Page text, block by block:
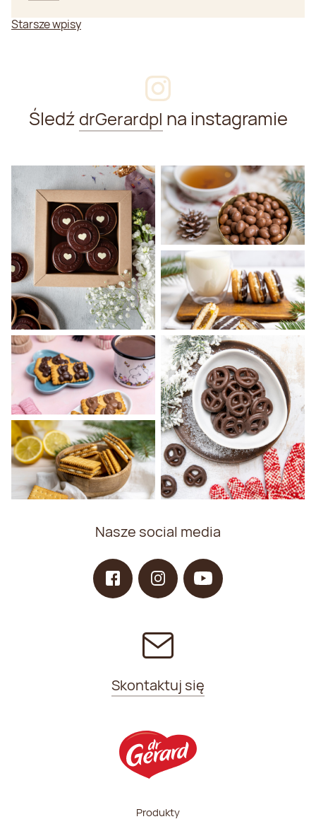
Nawigacja
Starsze wpisy
Śledź drGerardpl na instagramie
Nasze social media
Skontaktuj się
Produkty